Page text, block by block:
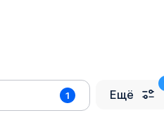
1 Ещё